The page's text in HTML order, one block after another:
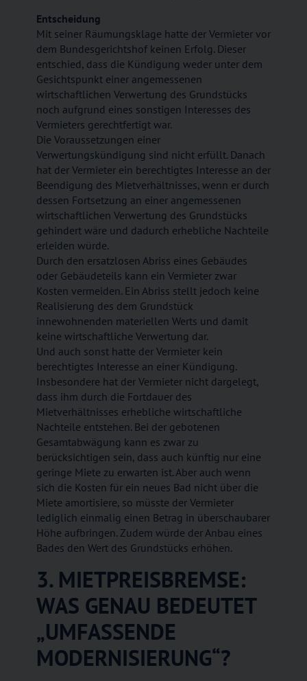
Entscheidung
Mit seiner Räumungsklage hatte der Vermieter vor
dem Bundesgerichtshof keinen Erfolg. Dieser
entschied, dass die Kündigung weder unter dem
Gesichtspunkt einer angemessenen
wirtschaftlichen Verwertung des Grundstücks
noch aufgrund eines sonstigen Interesses des
Vermieters gerechtfertigt war.
Die Voraussetzungen einer
Verwertungskündigung sind nicht erfüllt. Danach
hat der Vermieter ein berechtigtes Interesse an der
Beendigung des Mietverhältnisses, wenn er durch
dessen Fortsetzung an einer angemessenen
wirtschaftlichen Verwertung des Grundstücks
gehindert wäre und dadurch erhebliche Nachteile
erleiden würde.
Durch den ersatzlosen Abriss eines Gebäudes
oder Gebäudeteils kann ein Vermieter zwar
Kosten vermeiden. Ein Abriss stellt jedoch keine
Realisierung des dem Grundstück
innewohnenden materiellen Werts und damit
keine wirtschaftliche Verwertung dar.
Und auch sonst hatte der Vermieter kein
berechtigtes Interesse an einer Kündigung.
Insbesondere hat der Vermieter nicht dargelegt,
dass ihm durch die Fortdauer des
Mietverhältnisses erhebliche wirtschaftliche
Nachteile entstehen. Bei der gebotenen
Gesamtabwägung kann es zwar zu
berücksichtigen sein, dass auch künftig nur eine
geringe Miete zu erwarten ist. Aber auch wenn
sich die Kosten für ein neues Bad nicht über die
Miete amortisiere, so müsste der Vermieter
lediglich einmalig einen Betrag in überschaubarer
Höhe aufbringen. Zudem würde der Anbau eines
Bades den Wert des Grundstücks erhöhen.
3. MIETPREISBREMSE:
WAS GENAU BEDEUTET
„UMFASSENDE
MODERNISIERUNG“?